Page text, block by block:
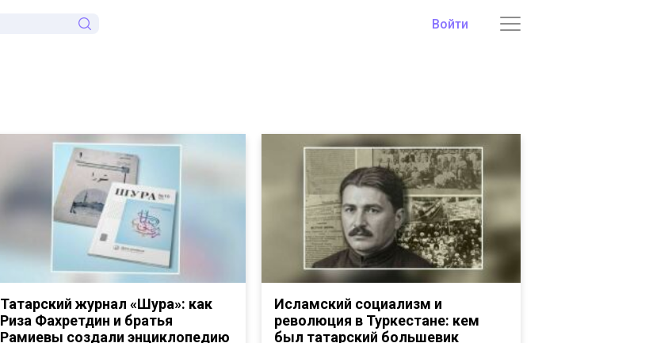
Войти
Татарский журнал «Шура»: как
Риза Фахретдин и братья
Рамиевы создали энциклопедию
Исламский социализм и
революция в Туркестане: кем
был татарский большевик